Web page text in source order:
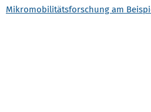
Mikromobilitätsforschung am